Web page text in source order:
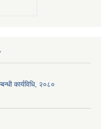
कार्यविधि, २०८०